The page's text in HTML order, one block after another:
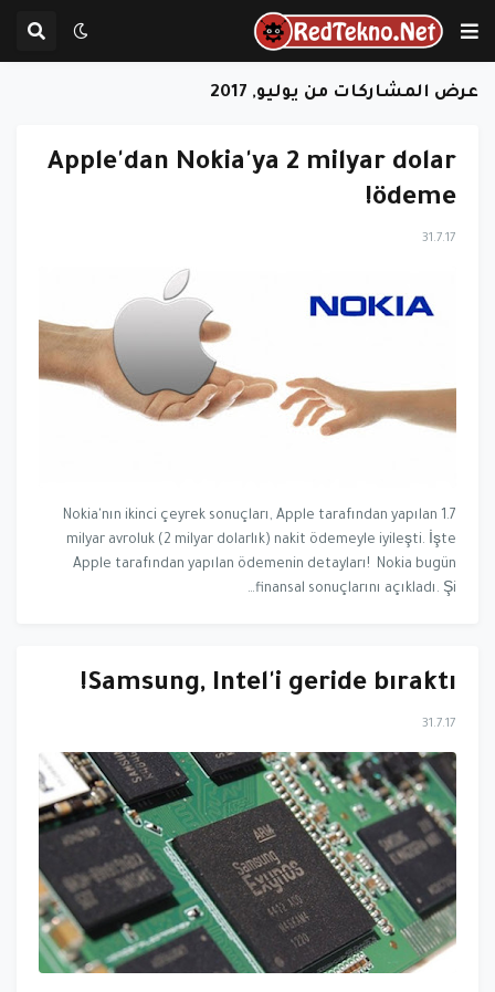
عرض المشاركات من يوليو, 2017
Apple'dan Nokia'ya 2 milyar dolar
ödeme!
31.7.17
Nokia'nın ikinci çeyrek sonuçları, Apple tarafından yapılan 1.7
milyar avroluk (2 milyar dolarlık) nakit ödemeyle iyileşti. İşte
Apple tarafından yapılan ödemenin detayları! Nokia bugün
finansal sonuçlarını açıkladı. Şi…
Samsung, Intel'i geride bıraktı!
31.7.17